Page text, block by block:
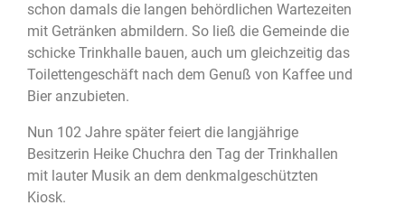
schon damals die langen behördlichen Wartezeiten
mit Getränken abmildern. So ließ die Gemeinde die
schicke Trinkhalle bauen, auch um gleichzeitig das
Toilettengeschäft nach dem Genuß von Kaffee und
Bier anzubieten.
Nun 102 Jahre später feiert die langjährige
Besitzerin Heike Chuchra den Tag der Trinkhallen
mit lauter Musik an dem denkmalgeschützten
Kiosk.